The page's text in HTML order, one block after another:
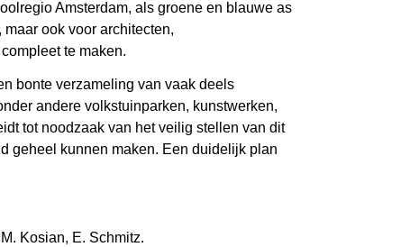
Amsterdam, als groene en blauwe as
ook voor architecten,
te maken.
bonte verzameling van vaak deels
andere volkstuinparken, kunstwerken,
tot noodzaak van het veilig stellen van dit
geheel kunnen maken. Een duidelijk plan
Kosian, E. Schmitz.